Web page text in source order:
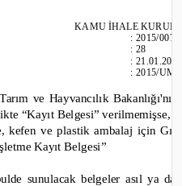
KAMU İHALE
:2015/007
:28
:
:2015/
ve Hayvancılık
“Kayıt Belgesi” verilmemişse,
kefen veplastik ambalaj için
Kayıt Belgesi”
sunulacak belgeler asıl ya